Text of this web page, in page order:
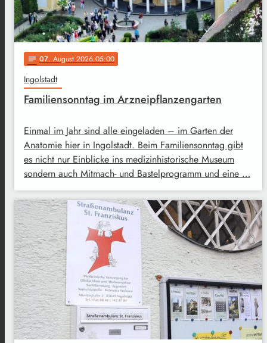
notes 07. August 2026 05:00
Ingolstadt
Familiensonntag im Arzneipflanzengarten
Einmal im Jahr sind alle eingeladen – im Garten der
Anatomie hier in Ingolstadt. Beim Familiensonntag gibt
es nicht nur Einblicke ins medizinhistorische Museum
sondern auch Mitmach- und Bastelprogramm und eine …